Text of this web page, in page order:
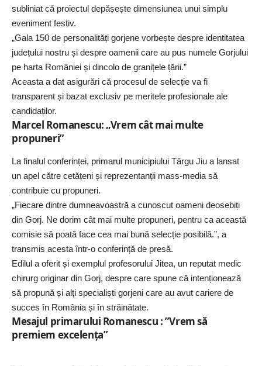
subliniat că proiectul depășește dimensiunea unui simplu
eveniment festiv.
„Gala 150 de personalități gorjene vorbește despre identitatea
județului nostru și despre oamenii care au pus numele Gorjului
pe harta României și dincolo de granițele țării.”
Aceasta a dat asigurări că procesul de selecție va fi
transparent și bazat exclusiv pe meritele profesionale ale
candidaților.
Marcel Romanescu: „Vrem cât mai multe
propuneri”
La finalul conferinței, primarul municipiului Târgu Jiu a lansat
un apel către cetățeni și reprezentanții mass-media să
contribuie cu propuneri.
„Fiecare dintre dumneavoastră a cunoscut oameni deosebiți
din Gorj. Ne dorim cât mai multe propuneri, pentru ca această
comisie să poată face cea mai bună selecție posibilă.”, a
transmis acesta într-o conferință de presă.
Edilul a oferit și exemplul profesorului Jitea, un reputat medic
chirurg originar din Gorj, despre care spune că intenționează
să propună și alți specialiști gorjeni care au avut cariere de
succes în România și în străinătate.
Mesajul primarului Romanescu : ”Vrem să
premiem excelența”